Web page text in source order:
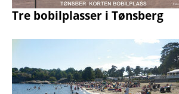
Tre bobilplasser i Tønsberg